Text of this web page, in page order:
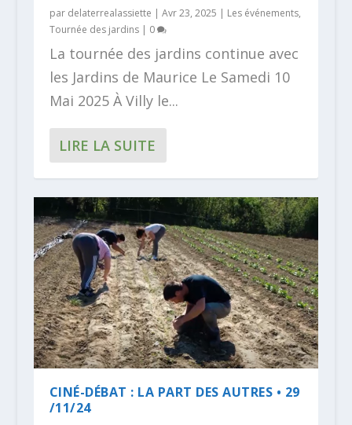
par delaterrealassiette | Avr 23, 2025 | Les événements,
Tournée des jardins| 0
La tournée des jardins continue avec
les Jardins de Maurice Le Samedi 10
Mai 2025 À Villy le...
LIRE LA SUITE
CINÉ-DÉBAT : LA PART DES AUTRES • 29
/11/24